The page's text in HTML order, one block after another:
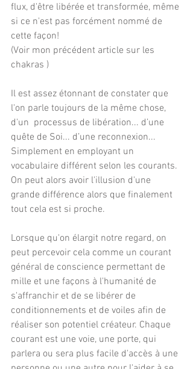
flux, d'être libérée et transformée, même
si ce n'est pas forcément nommé de
cette façon!
(Voir mon précédent article sur les
chakras )
Il est assez étonnant de constater que
l'on parle toujours de la même chose,
d'un  processus de libération... d’une
quête de Soi... d’une reconnexion...
Simplement en employant un
vocabulaire différent selon les courants.
On peut alors avoir l'illusion d'une
grande différence alors que finalement
tout cela est si proche.
Lorsque qu'on élargit notre regard, on
peut percevoir cela comme un courant
général de conscience permettant de
mille et une façons à l'humanité de
s'affranchir et de se libérer de
conditionnements et de voiles afin de
réaliser son potentiel créateur. Chaque
courant est une voie, une porte, qui
parlera ou sera plus facile d'accès à une